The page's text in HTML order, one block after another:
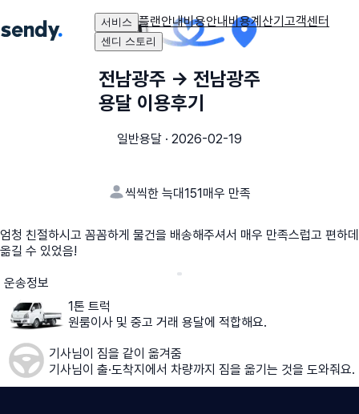
서비스 플랜안내비용안내비용계산기고객센터
센디 스토리
전남광주 → 전남광주
용달 이용후기
일반용달 · 2026-02-19
씩씩한 늑대151매우 만족
엄청 친절하시고 꼼꼼하게 물건을 배송해주셔서 매우 만족스럽고 편하데
옮길 수 있었음!
운송정보
1톤 트럭
원룸이사 및 중고 거래 용달에 적합해요.
기사님이 짐을 같이 옮겨줌
기사님이 출·도착지에서 차량까지 짐을 옮기는 것을 도와줘요.